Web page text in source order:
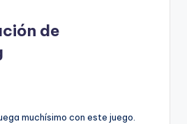
de
muchísimo con este juego.